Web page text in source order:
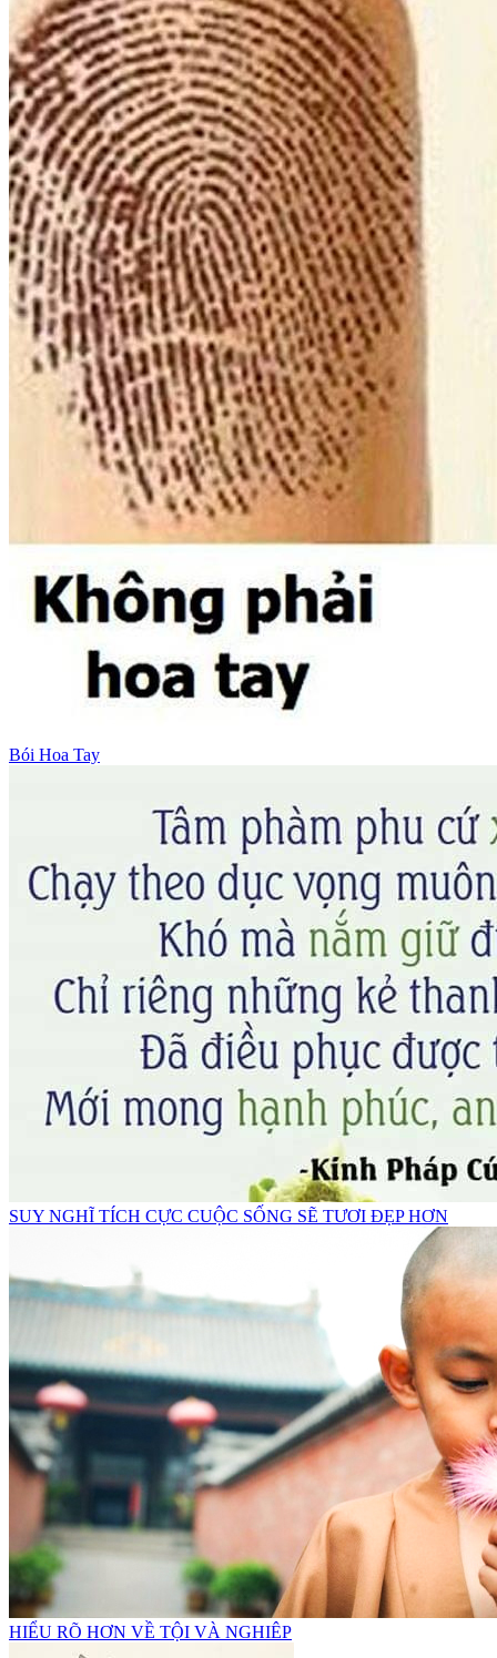
Bói Hoa Tay
SUY NGHĨ TÍCH CỰC CUỘC SỐNG SẼ TƯƠI ĐẸP HƠN
HIỂU RÕ HƠN VỀ TỘI VÀ NGHIÊP